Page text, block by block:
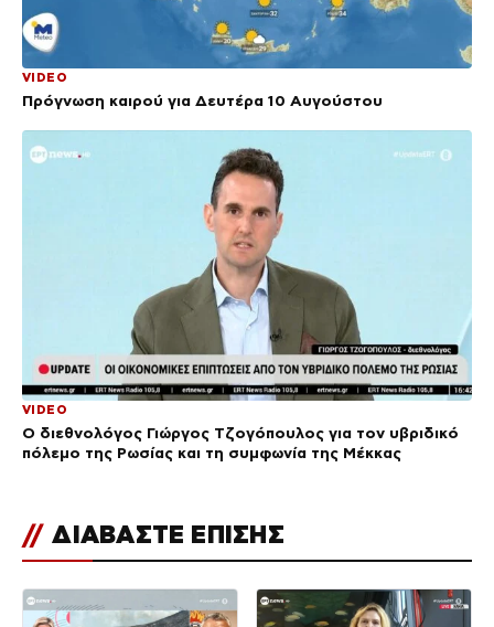
VIDEO
Πρόγνωση καιρού για Δευτέρα 10 Αυγούστου
VIDEO
Ο διεθνολόγος Γιώργος Τζογόπουλος για τον υβριδικό
πόλεμο της Ρωσίας και τη συμφωνία της Μέκκας
// ΔΙΑΒΑΣΤΕ ΕΠΙΣΗΣ